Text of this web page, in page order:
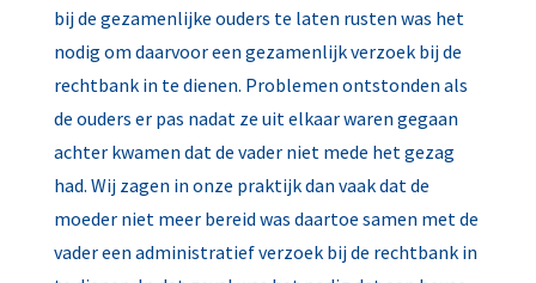
bij de gezamenlijke ouders te laten rusten was het
nodig om daarvoor een gezamenlijk verzoek bij de
rechtbank in te dienen. Problemen ontstonden als
de ouders er pas nadat ze uit elkaar waren gegaan
achter kwamen dat de vader niet mede het gezag
had. Wij zagen in onze praktijk dan vaak dat de
moeder niet meer bereid was daartoe samen met de
vader een administratief verzoek bij de rechtbank in